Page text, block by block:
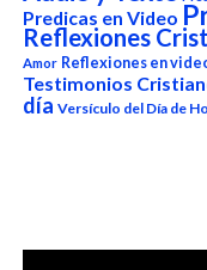
Predicas en Video
Reflexiones
Amor Reflexiones en
Testimonios
día Versículo del Día de
Reproductor